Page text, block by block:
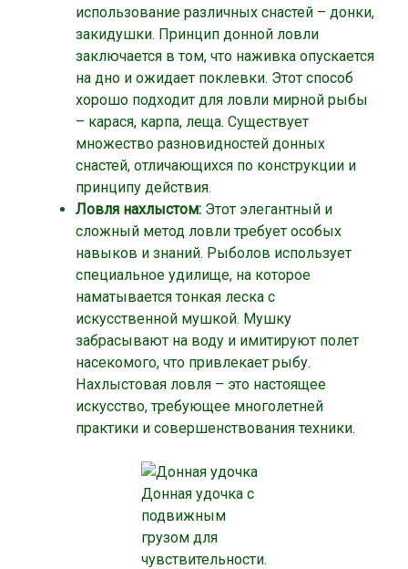
использование различных снастей – донки,
закидушки. Принцип донной ловли
заключается в том, что наживка опускается
на дно и ожидает поклевки. Этот способ
хорошо подходит для ловли мирной рыбы
– карася, карпа, леща. Существует
множество разновидностей донных
снастей, отличающихся по конструкции и
принципу действия.
Ловля нахлыстом:Этот элегантный и
сложный метод ловли требует особых
навыков и знаний. Рыболов использует
специальное удилище, на которое
наматывается тонкая леска с
искусственной мушкой. Мушку
забрасывают на воду и имитируют полет
насекомого, что привлекает рыбу.
Нахлыстовая ловля – это настоящее
искусство, требующее многолетней
практики и совершенствования техники.
Донная удочка с
подвижным
грузом для
чувствительности.